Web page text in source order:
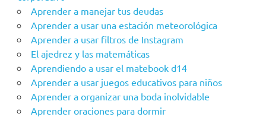
Aprender a manejar tus deudas
Aprender a usar una estación meteorológica
Aprender a usar filtros de Instagram
El ajedrez y las matemáticas
Aprendiendo a usar el matebook d14
Aprender a usar juegos educativos para niños
Aprender a organizar una boda inolvidable
Aprender oraciones para dormir